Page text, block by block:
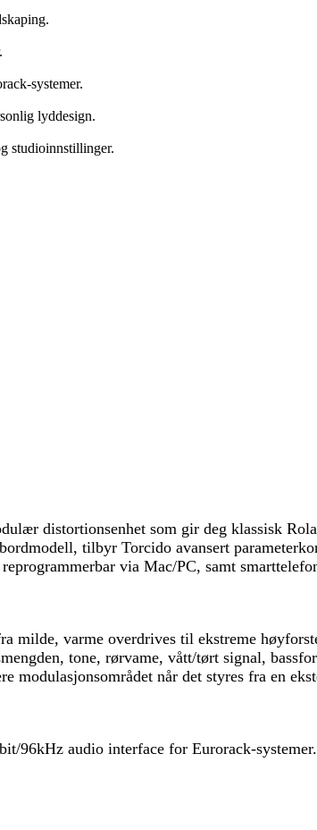
systemer.
lyddesign.
studioinnstillinger.
distortionsenhet som gir deg klassisk
tilbyr Torcido avansert
via Mac/PC, samt
varme overdrives til ekstreme
tone, rørvame, vått/tørt signal,
modulasjonsområdet når det styres fra en
96kHz audio interface for Eurorack-